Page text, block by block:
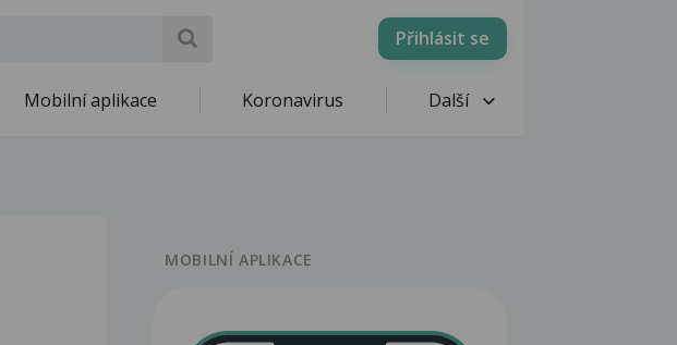
Přihlásit se
Mobilní aplikace Koronavirus Další
MOBILNÍ APLIKACE